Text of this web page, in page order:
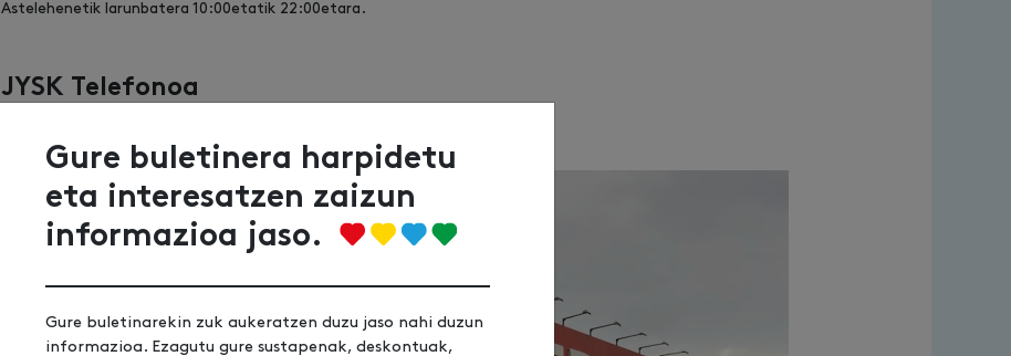
Astelehenetik larunbatera 10:00etatik 22:00etara.
JYSK Telefonoa
Gure buletinera harpidetu
eta interesatzen zaizun
informazioa jaso.
Gure buletinarekin zuk aukeratzen duzu jaso nahi duzun
informazioa. Ezagutu gure sustapenak, deskontuak,